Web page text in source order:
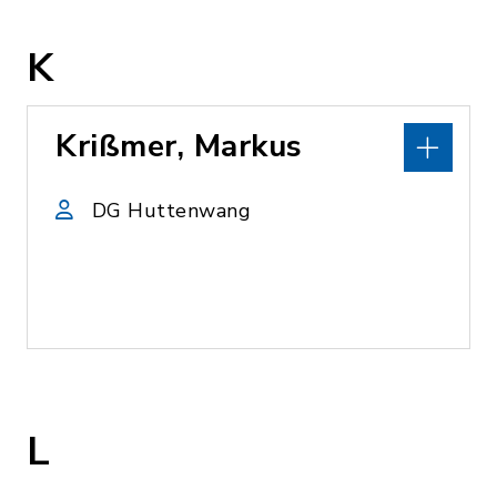
K
Krißmer, Markus
DG Huttenwang
L